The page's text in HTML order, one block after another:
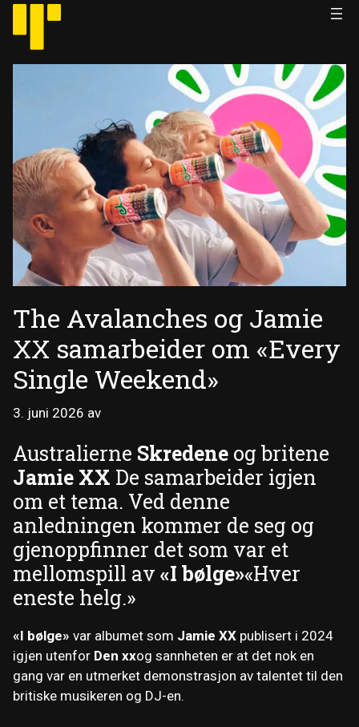
Hopp
innhold
The Avalanches og Jamie
XX samarbeider om «Every
Single Weekend»
3. juni 2026 av
Australierne Skredene og britene
Jamie XX De samarbeider igjen
om et tema. Ved denne
anledningen kommer de seg og
gjenoppfinner det som var et
mellomspill av «I bølge»«Hver
eneste helg.»
«I bølge» var albumet som Jamie XX publisert i 2024
igjen utenfor Den xxog sannheten er at det nok en
gang var en utmerket demonstrasjon av talentet til den
britiske musikeren og DJ-en.